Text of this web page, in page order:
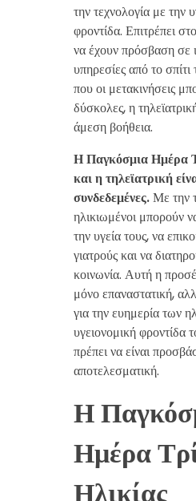
την τεχνολογία με την
φροντίδα. Επιτρέπει
να έχουν πρόσβαση σε
υπηρεσίες από το
που οι μετακινήσεις
δύσκολες, η
άμεση βοήθεια.
Η Παγκόσμια Ημέρα
και η τηλεϊατρική
συνδεδεμένες.Με την
ηλικιωμένοι μπορούν
την υγεία τους, να
γιατρούς και να
κοινωνία. Αυτή η
μόνο επαναστατική,
για την ευημερία των
υγειονομική φροντίδα
πρέπει να είναι
αποτελεσματική.
Η
Ημέρα